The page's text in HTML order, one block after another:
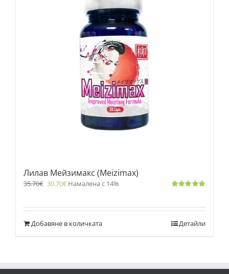
Лилав Мейзимакс (Meizimax)
35.70€ 30.70€ Намалена с 14%
Добавяне в количката Детайли